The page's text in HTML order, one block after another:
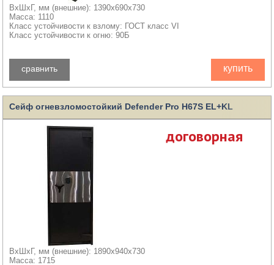
ВхШхГ, мм (внешние): 1390x690x730
Масса: 1110
Класс устойчивости к взлому: ГОСТ класс VI
Класс устойчивости к огню: 90Б
купить
сравнить
Сейф огневзломостойкий Defender Pro H67S EL+KL
договорная
ВхШхГ, мм (внешние): 1890x940x730
Масса: 1715